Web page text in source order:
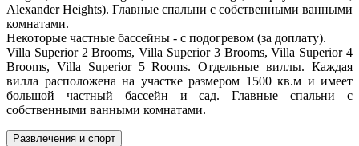
Alexander Heights). Главные спальни с собственными ванными
комнатами.
Некоторые частные бассейны - с подогревом (за доплату).
Villa Superior 2 Brooms, Villa Superior 3 Brooms, Villa Superior 4
Brooms, Villa Superior 5 Rooms. Отдельные виллы. Каждая
вилла расположена на участке размером 1500 кв.м и имеет
большой частный бассейн и сад. Главные спальни с
собственными ванными комнатами.
Развлечения и спорт